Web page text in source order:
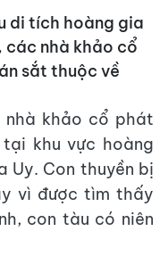
di tích hoàng gia
các nhà khảo cổ
sắt thuộc về
nhà khảo cổ phát
khu vực hoàng
Uy. Con thuyền bị
vì được tìm thấy
con tàu có niên